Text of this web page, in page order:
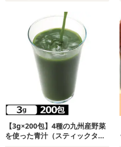
【3g×200包】4種の九州産野菜
を使った青汁（スティックタイ